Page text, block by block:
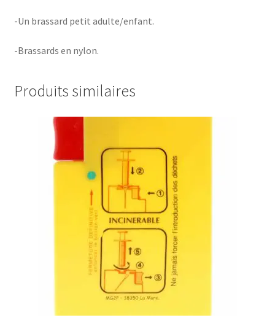
-Un brassard petit adulte/enfant.
-Brassards en nylon.
Produits similaires